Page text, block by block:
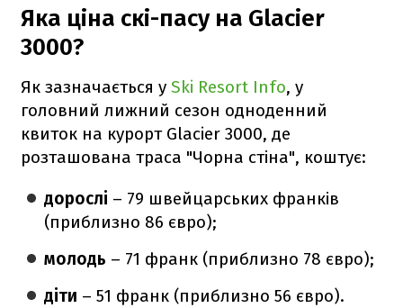
Яка ціна скі-пасу на Glacier
3000?
Як зазначається у Ski Resort Info, у
головний лижний сезон одноденний
квиток на курорт Glacier 3000, де
розташована траса "Чорна стіна", коштує:
дорослі – 79 швейцарських франків
(приблизно 86 євро);
молодь – 71 франк (приблизно 78 євро);
діти – 51 франк (приблизно 56 євро).